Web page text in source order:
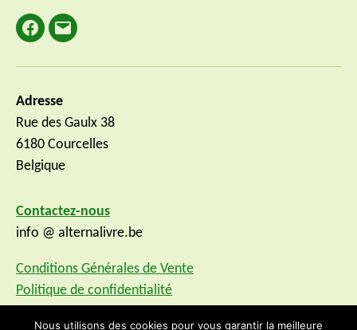
Facebook
E-
Adresse
Rue des Gaulx 38
6180 Courcelles
Belgique
Contactez-nous
info @ alternalivre.be
Conditions Générales de Vente
Politique de confidentialité
Nous utilisons des cookies pour vous garantir la meilleure